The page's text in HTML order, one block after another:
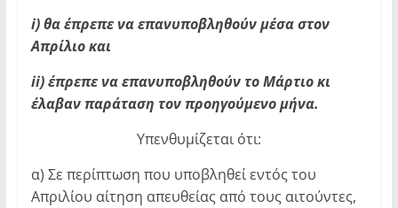
i) θα έπρεπε να επανυποβληθούν μέσα στον
Απρίλιο και
ii) έπρεπε να επανυποβληθούν το Μάρτιο κι
έλαβαν παράταση τον προηγούμενο μήνα.
Υπενθυμίζεται ότι:
α) Σε περίπτωση που υποβληθεί εντός του
Απριλίου αίτηση απευθείας από τους αιτούντες,